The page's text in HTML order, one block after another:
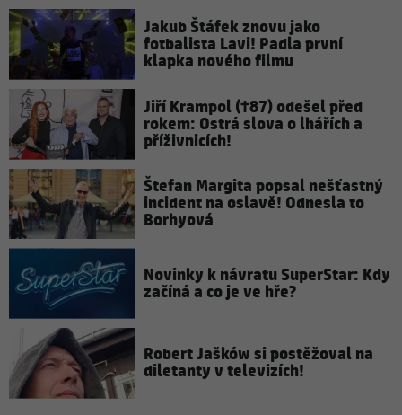
Jakub Štáfek znovu jako
fotbalista Lavi! Padla první
klapka nového filmu
Jiří Krampol (†87) odešel před
rokem: Ostrá slova o lhářích a
příživnicích!
Štefan Margita popsal nešťastný
incident na oslavě! Odnesla to
Borhyová
Novinky k návratu SuperStar: Kdy
začíná a co je ve hře?
Robert Jašków si postěžoval na
diletanty v televizích!